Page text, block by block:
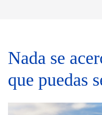
Nada se
que puedas